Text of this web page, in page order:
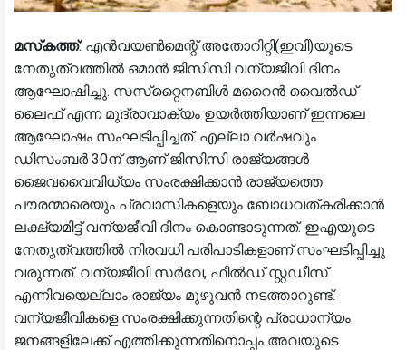
മസ്‌കത്ത്: എന്‍വയണ്‍മെന്റ് അതോറിറ്റി(ഇവി)യുടെ
നേതൃത്വത്തില്‍ ഒമാന്‍ ജിസിസി വന്യജീവി ദിനം
ആഘോഷിച്ചു. സസ്‌റ്റൈനബിള്‍ മറൈന്‍ വൈല്‍ഡ്
ലൈഫ് എന്ന മുദ്രാവാക്യം ഉയര്‍ത്തിയാണ് ഇന്നലെ
ആഘോഷം സംഘടിപ്പിച്ചത്. എല്ലാ വര്‍ഷവും
ഡിസംബര്‍ 30ന് ആണ് ജിസിസി രാജ്യങ്ങള്‍
ജൈവവൈവിധ്യം സംരക്ഷിക്കാന്‍ രാജ്യത്തെ
പൗരന്മാരെയും പ്രവാസികളെയും ബോധവത്കരിക്കാന്‍
ലക്ഷ്യമിട്ട് വന്യജീവി ദിനം കൊണ്ടാടുന്നത്. ഇഎയുടെ
നേതൃത്വത്തില്‍ നിരവധി പരിപാടികളാണ് സംഘടിപ്പിച്ചു
വരുന്നത്. വന്യജീവി സര്‍വേ, ഫീല്‍ഡ് സ്റ്റഡീസ്
എന്നിവയെല്ലാം രാജ്യം മുഴുവന്‍ നടത്താറുണ്ട്.
വന്യജീവികളെ സംരക്ഷിക്കുന്നതിന്റെ പ്രാധാന്യം
ജനങ്ങളിലേക്ക് എത്തിക്കുന്നതിനൊപ്പം അവയുടെ